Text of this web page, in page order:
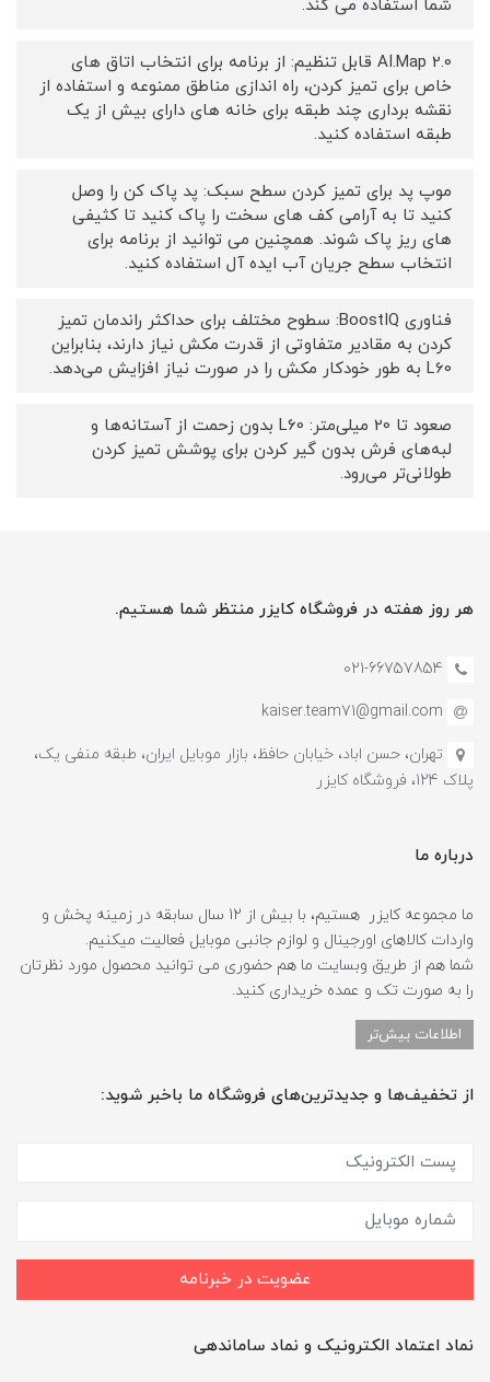
شما استفاده می کند.
AI.Map 2.0 قابل تنظیم: از برنامه برای انتخاب اتاق های
خاص برای تمیز کردن، راه اندازی مناطق ممنوعه و استفاده از
نقشه برداری چند طبقه برای خانه های دارای بیش از یک
طبقه استفاده کنید.
موپ پد برای تمیز کردن سطح سبک: پد پاک کن را وصل
کنید تا به آرامی کف های سخت را پاک کنید تا کثیفی
های ریز پاک شوند. همچنین می توانید از برنامه برای
انتخاب سطح جریان آب ایده آل استفاده کنید.
فناوری BoostIQ: سطوح مختلف برای حداکثر راندمان تمیز
کردن به مقادیر متفاوتی از قدرت مکش نیاز دارند، بنابراین
L60 به طور خودکار مکش را در صورت نیاز افزایش می‌دهد.
صعود تا 20 میلی‌متر: L60 بدون زحمت از آستانه‌ها و
لبه‌های فرش بدون گیر کردن برای پوشش تمیز کردن
طولانی‌تر می‌رود.
هر روز هفته در فروشگاه کایزر منتظر شما هستیم.
021-66757854
kaiser.team71@gmail.com
تهران، حسن اباد، خیابان حافظ، بازار موبایل ایران، طبقه منفی یک،
پلاک 124، فروشگاه کایزر
درباره ما
ما مجموعه کایزر هستیم، با بیش از 12 سال سابقه در زمینه پخش و
واردات کالاهای اورجینال و لوازم جانبی موبایل فعالیت میکنیم.
شما هم از طریق وبسایت ما هم حضوری می توانید محصول مورد نظرتان
را به صورت تک و عمده خریداری کنید.
اطلاعات بیش‌تر
از تخفیف‌ها و جدیدترین‌های فروشگاه ما باخبر شوید:
عضویت در خبرنامه
نماد اعتماد الکترونیک و نماد ساماندهی